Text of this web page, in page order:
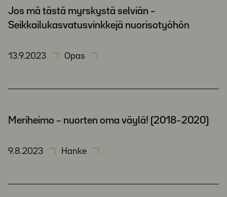
Jos mä tästä myrskystä selviän –
Seikkailukasvatusvinkkejä nuorisotyöhön
13.9.2023 Opas
Meriheimo – nuorten oma väylä! (2018–2020)
9.8.2023 Hanke